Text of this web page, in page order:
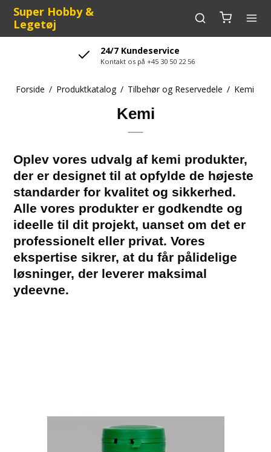
Super Hobby &
Legetøj
24/7 Kundeservice
Kontakt os på +45 30 50 22 56
Forside / Produktkatalog / Tilbehør og Reservedele / Kemi
Kemi
Oplev vores udvalg af kemi produkter,
der er designet til at opfylde de højeste
standarder for kvalitet og sikkerhed.
Alle vores produkter er godkendte og
ideelle til dit projekt, uanset om det er
professionelt eller privat. Vores
ekspertise sikrer, at du får pålidelige
løsninger, der leverer maksimal
ydeevne.